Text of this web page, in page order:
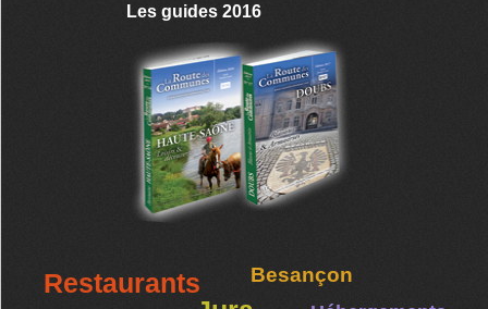
Les guides 2016
Restaurants Besançon